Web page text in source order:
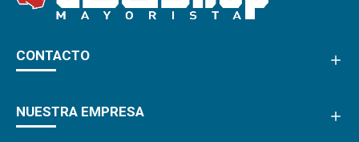
CONTACTO
NUESTRA EMPRESA